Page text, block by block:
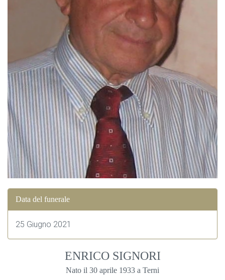
Data del funerale
25 Giugno 2021
ENRICO SIGNORI
Nato il 30 aprile 1933 a Terni